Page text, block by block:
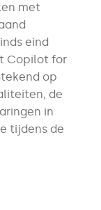
met
eind
Copilot for
op
de
in
tijdens de